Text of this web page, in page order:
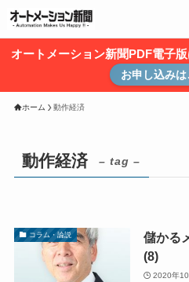
オートメーション新聞PDF電子
お申し込み
ホーム 動作経済
動作経済 – tag –
コラム・論説
儲かる
(8)
2020年10